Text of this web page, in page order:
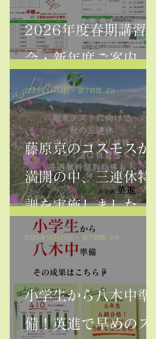
2026年度春期講習
会・新年度ご案内
藤原京のコスモスが
満開の中、三連休特
訓を実施しました
2025年11月4日 読了時間: 2分
小学生から八木中準
備！英進で早めのス
2025年10月29日 読了時間: 2分